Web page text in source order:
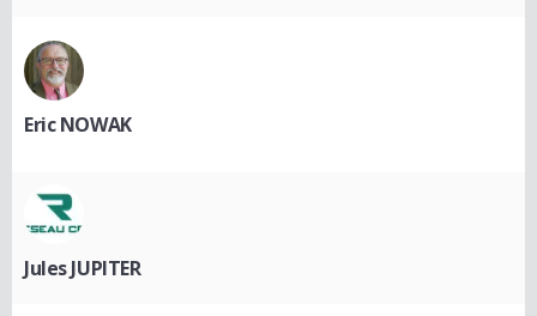
Eric NOWAK
Jules JUPITER